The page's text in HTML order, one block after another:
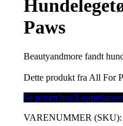
Paws
Beautyandmore fandt
Dette produkt fra All For
Se prisen hos
VARENUMMER